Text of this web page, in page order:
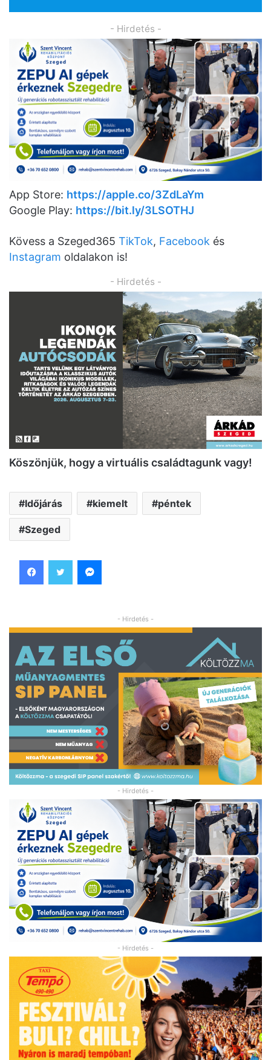
- Hirdetés -
App Store: https://apple.co/3ZdLaYm
Google Play: https://bit.ly/3LSOTHJ
Kövess a Szeged365 TikTok, Facebook és
Instagram oldalakon is!
- Hirdetés -
Köszönjük, hogy a virtuális családtagunk vagy!
Időjárás kiemelt péntek
Szeged
- Hirdetés -
- Hirdetés -
- Hirdetés -